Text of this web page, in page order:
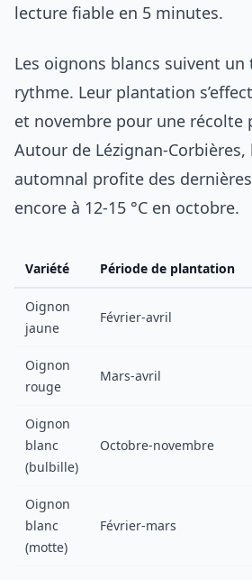
lecture fiable en 5 minutes.
Les oignons blancs suivent
rythme. Leur plantation
et novembre pour une récolte
Autour de Lézignan-Corbières,
automnal profite des
encore à 12-15 °C en octobre.
Variété Période de plantation
Oignon
jaune
Février-avril
Oignon
rouge
Mars-avril
Oignon
blanc
(bulbille)
Octobre-novembre
Oignon
blanc
(motte)
Février-mars